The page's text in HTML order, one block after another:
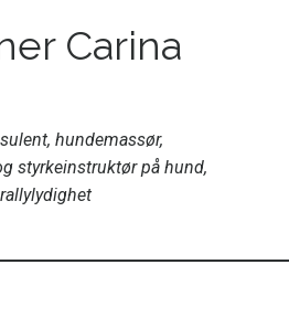
Carina
hundemassør,
styrkeinstruktør på hund,